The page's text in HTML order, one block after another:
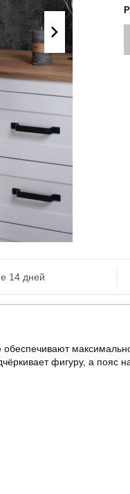
СВІТШОТИ, СВЕТРИ
14 дней
фигуру, а пояс